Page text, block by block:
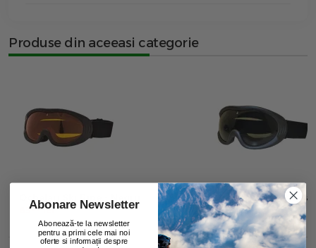
Produse din aceeasi categorie
Ochelari Ski Ripe - Negru
6500 lei
Ochelari Ski Ripe
7600 lei
Abonare Newsletter
Abonează-te la newsletter
pentru a primi cele mai noi
oferte si informații despre